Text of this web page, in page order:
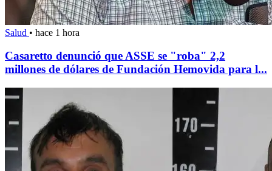
Salud • hace 1 hora
Casaretto denunció que ASSE se "roba" 2,2
millones de dólares de Fundación Hemovida para l...